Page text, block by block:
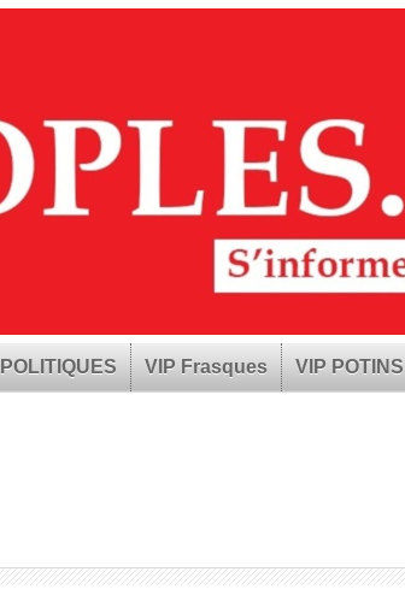
VIP Frasques VIP POTINS